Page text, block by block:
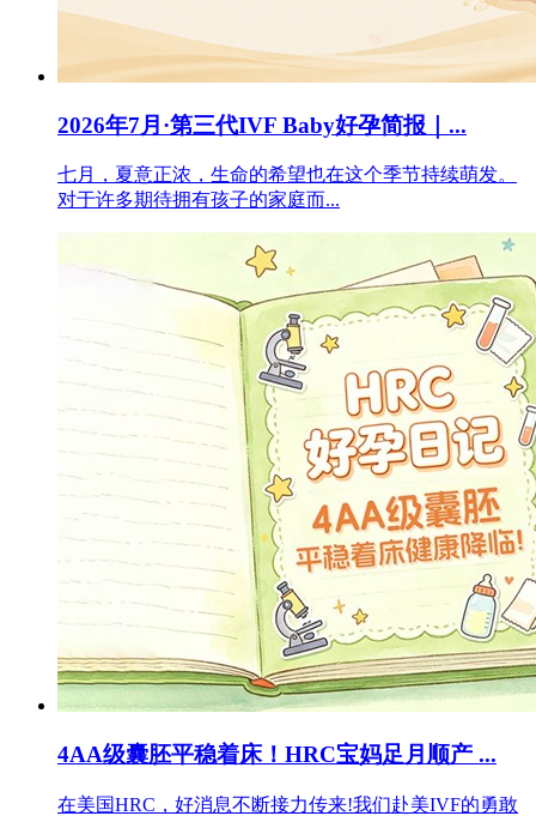
2026年7月·第三代IVF Baby好孕简报｜...
七月，夏意正浓，生命的希望也在这个季节持续萌发。
对于许多期待拥有孩子的家庭而...
4AA级囊胚平稳着床！HRC宝妈足月顺产 ...
在美国HRC，好消息不断接力传来!我们赴美IVF的勇敢